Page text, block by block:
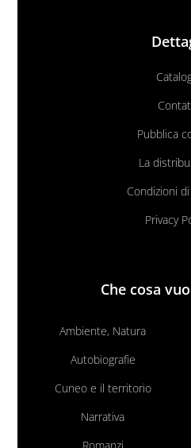
Pubblica
La
Condizioni
Privacy
Che cosa
Ambiente, Natura
Autobiografie
Cuneo e il territorio
Narrativa